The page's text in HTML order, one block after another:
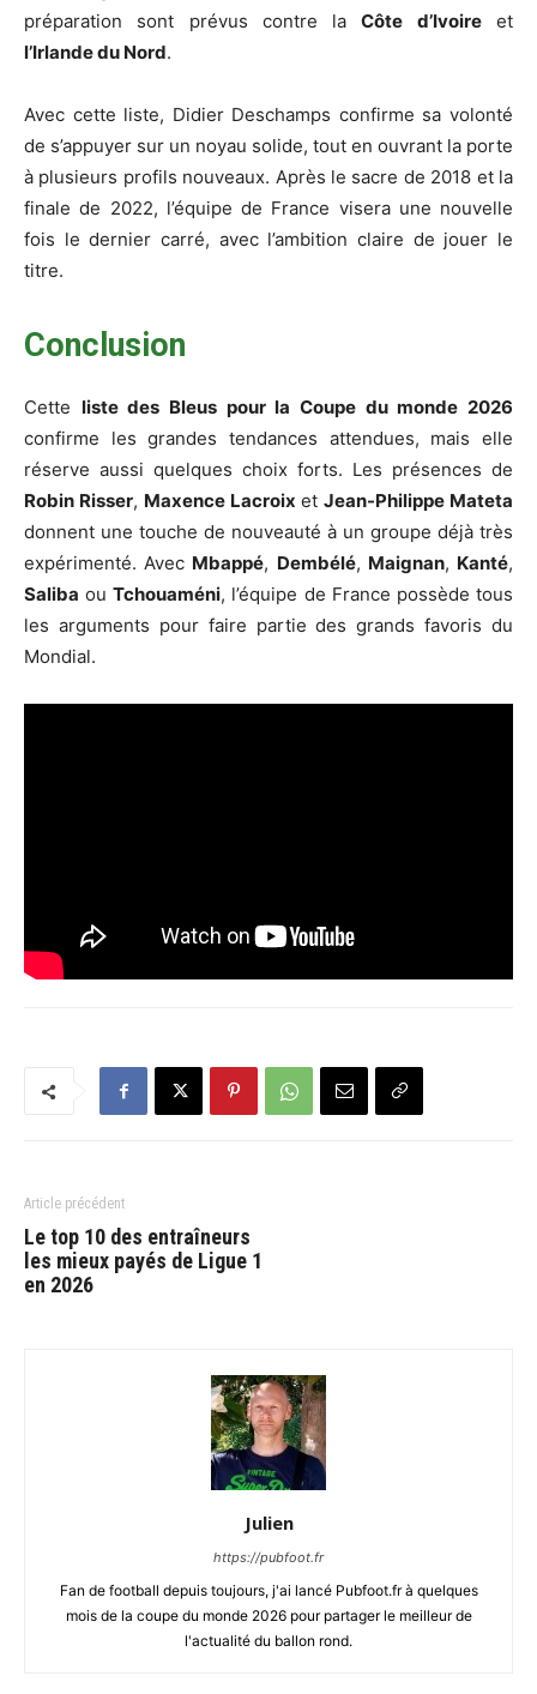
préparation sont prévus contre laCôte d’Ivoireet
l’Irlande du Nord.
Avec cette liste, Didier Deschamps confirme sa volonté
de s’appuyer sur un noyau solide, tout en ouvrant la porte
à plusieurs profils nouveaux. Après le sacre de 2018 et la
finale de 2022, l’équipe de France visera une nouvelle
fois le dernier carré, avec l’ambition claire de jouer le
titre.
Conclusion
Cette liste des Bleus pour la Coupe du monde 2026
confirme les grandes tendances attendues, mais elle
réserve aussi quelques choix forts. Les présences de
Robin Risser, Maxence Lacroix etJean-Philippe Mateta
donnent une touche de nouveauté à un groupe déjà très
expérimenté. Avec Mbappé, Dembélé, Maignan, Kanté,
Saliba ouTchouaméni, l’équipe de France possède tous
les arguments pour faire partie des grands favoris du
Mondial.
Article précédent
Le top 10 des entraîneurs
les mieux payés de Ligue 1
en 2026
Julien
https://pubfoot.fr
Fan de football depuis toujours, j'ai lancé Pubfoot.fr à quelques
mois de la coupe du monde 2026 pour partager le meilleur de
l'actualité du ballon rond.